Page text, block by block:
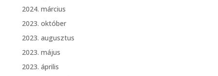
2024. március
2023. október
2023. augusztus
2023. május
2023. április